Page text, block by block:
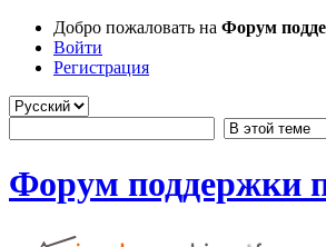
Добро пожаловать на Форум
Войти
Регистрация
Форум поддержки